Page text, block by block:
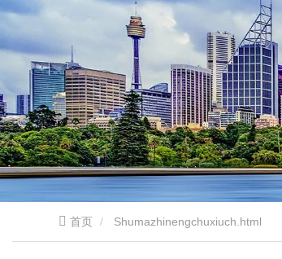
首页 Shumazhinengchuxiuch.html